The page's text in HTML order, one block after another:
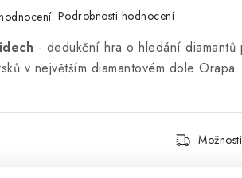
Podrobnosti hodnocení
- dedukční hra o hledání diamantů
v největším diamantovém dole Orapa.